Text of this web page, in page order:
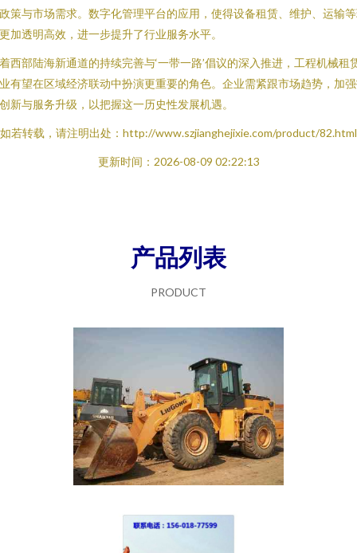
策与市场需求。数字化管理平台的应用，使得设备租赁、维护、运输
加透明高效，进一步提升了行业服务水平。
西部陆海新通道的持续完善与‘一带一路’倡议的深入推进，工程机械租
有望在区域经济联动中扮演更重要的角色。企业需紧跟市场趋势，加
新与服务升级，以把握这一历史性发展机遇。
如若转载，请注明出处：http://www.szjianghejixie.com/product/82.html
更新时间：2026-08-09 02:22:13
产品列表
PRODUCT